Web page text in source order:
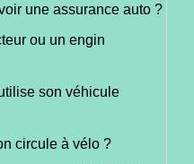
une assurance auto ?
ou un engin
son véhicule
circule à vélo ?